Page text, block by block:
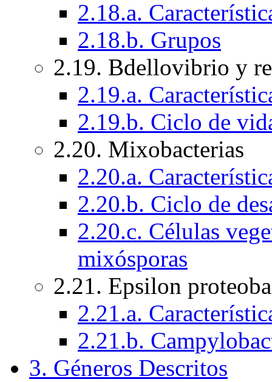
2.18.a.
2.18.b. Grupos
2.19. Bdellovibrio y
2.19.a.
2.19.b. Ciclo de
2.20. Mixobacterias
2.20.a.
2.20.b. Ciclo de
2.20.c. Células
mixósporas
2.21. Epsilon
2.21.a.
2.21.b.
3. Géneros Descritos